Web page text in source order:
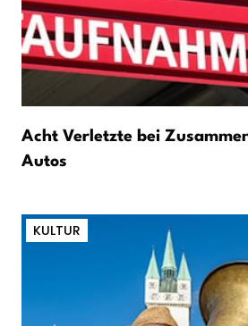
Acht Verletzte bei
Autos
KULTUR